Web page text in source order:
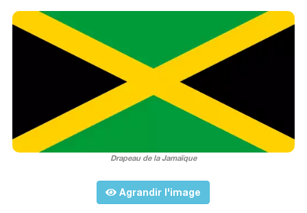
Drapeau de la Jamaïque
Agrandir l'image